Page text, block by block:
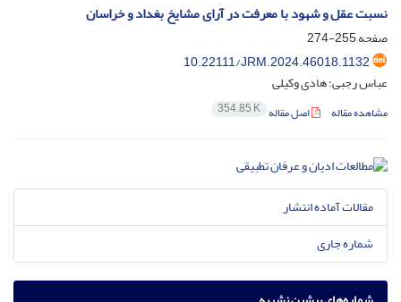
نسبت عقل و شهود با معرفت در آرای مشایخ بغداد و خراسان
صفحه255-274
10.22111/JRM.2024.46018.1132
عباس رجبی؛ هادی وکیلی
مشاهده مقاله اصل مقاله 354.85 K
مقالات آماده انتشار
شماره جاری